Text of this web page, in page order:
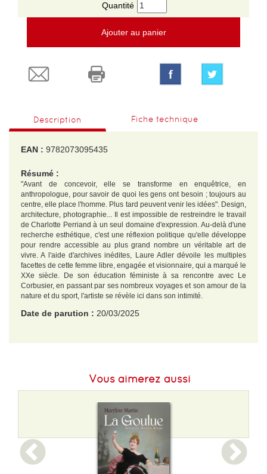
Quantité
Ajouter au panier
Description Fiche technique
EAN : 9782073095435
Résumé :
"Avant de concevoir, elle se transforme en enquêtrice, en
anthropologue, pour savoir de quoi les gens ont besoin ; toujours au
centre, elle place l'homme. Plus tard peuvent venir les idées". Design,
architecture, photographie... Il est impossible de restreindre le travail
de Charlotte Perriand à un seul domaine d'expression. Au-delà d'une
recherche esthétique, c'est une réflexion politique qu'elle développe
pour rendre accessible au plus grand nombre un véritable art de
vivre. A l'aide d'archives inédites, Laure Adler dévoile les multiples
facettes de cette femme libre, engagée et visionnaire, qui a marqué le
XXe siècle. De son éducation féministe à sa rencontre avec Le
Corbusier, en passant par ses nombreux voyages et son amour de la
nature et du sport, l'artiste se révèle ici dans son intimité.
Date de parution : 20/03/2025
Vous aimerez aussi